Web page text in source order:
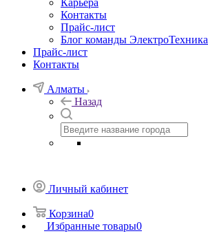
Карьера
Контакты
Прайс-лист
Блог команды ЭлектроТехника
Прайс-лист
Контакты
Алматы
Назад
Личный кабинет
Корзина0
Избранные товары0